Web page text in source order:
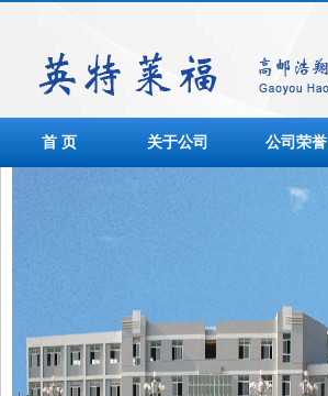
首 页 关于公司 公司荣誉